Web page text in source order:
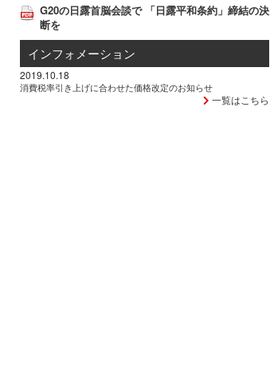
G20の日露首脳会談で 「日露平和条約」締結の決
断を
インフォメーション
2019.10.18
消費税率引き上げに合わせた価格改定のお知らせ
一覧はこちら